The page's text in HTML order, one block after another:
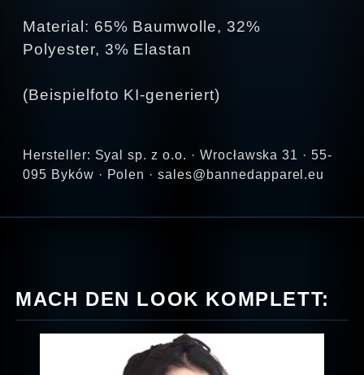
Material: 65% Baumwolle, 32%
Polyester, 3% Elastan
(Beispielfoto KI-generiert)
Hersteller: Syal sp. z o.o. · Wrocławska 31 · 55-
095 Byków · Polen · sales@bannedapparel.eu
MACH DEN LOOK KOMPLETT: